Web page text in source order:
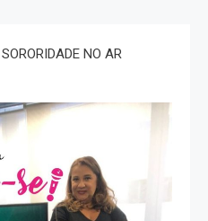
SORORIDADE NO AR